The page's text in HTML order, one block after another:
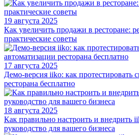
19 августа 2025
Как увеличить продажи в ресторане:
практические советы
17 августа 2025
Демо-версия iiko: как протестировать
ресторана бесплатно
18 августа 2025
Как правильно настроить и внедрить
руководство для вашего бизнеса